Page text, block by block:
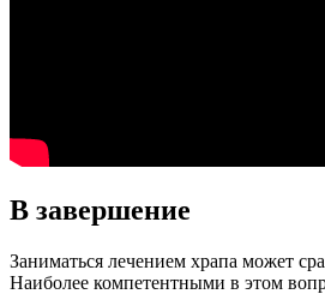
В завершение
Заниматься лечением храпа может
Наиболее компетентными в этом